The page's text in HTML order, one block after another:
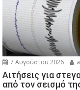
7 Αυγούστου 2026
Αιτήσεις για
από τον σεισμό